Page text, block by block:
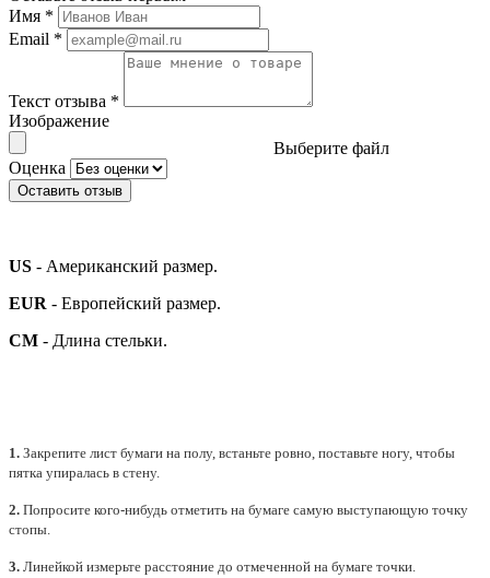
Имя *
Email *
Текст отзыва *
Изображение
Выберите файл
Оценка
Оставить отзыв
US - Американский размер.
EUR - Европейский размер.
СМ - Длина стельки.
1. Закрепите лист бумаги на полу, встаньте ровно, поставьте ногу, чтобы
пятка упиралась в стену.
2. Попросите кого-нибудь отметить на бумаге самую выступающую точку
стопы.
3. Линейкой измерьте расстояние до отмеченной на бумаге точки.